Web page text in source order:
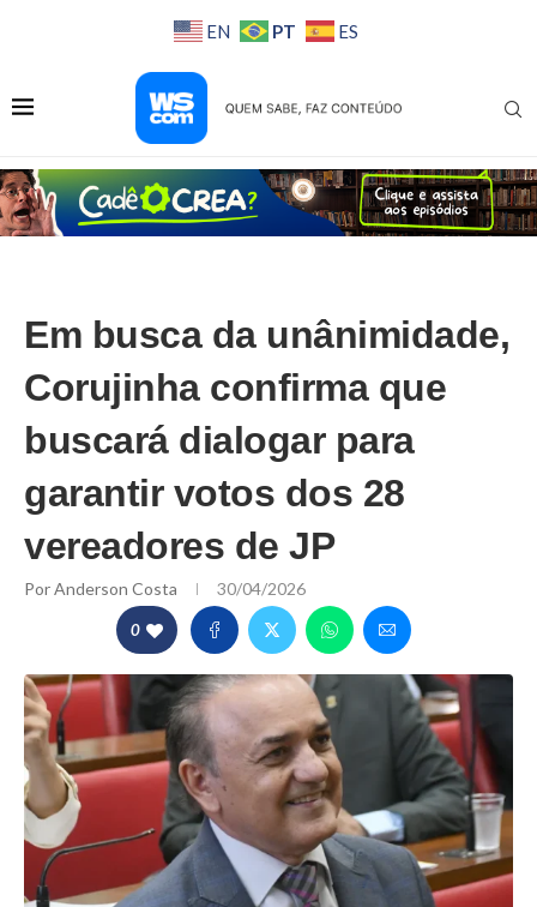
EN PT ES
Em busca da unânimidade,
Corujinha confirma que
buscará dialogar para
garantir votos dos 28
vereadores de JP
PorAnderson Costa 30/04/2026
0